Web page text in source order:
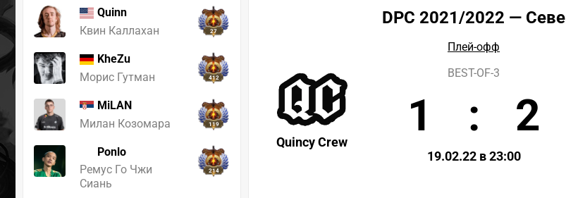
Quinn
Квин Каллахан
27
KheZu
Морис Гутман
412
MiLAN
Милан Козомара
119
Ponlo
Ремус Го Чжи
Сиань
214
DPC 2021/2022 — Севе
Плей-офф
Quincy Crew
BEST-OF-3
1 : 2
19.02.22 в 23:00